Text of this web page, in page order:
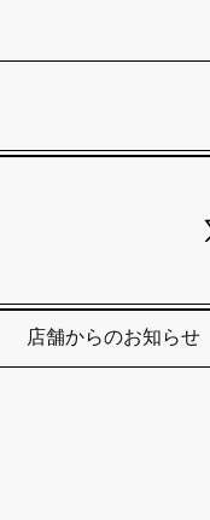
店舗からのお知らせ